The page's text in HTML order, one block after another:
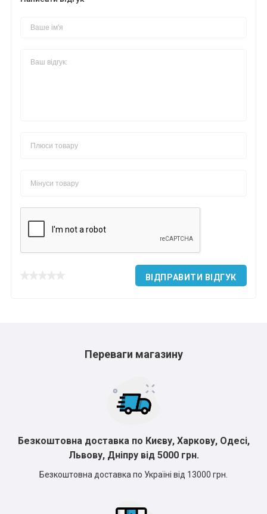
ВІДПРАВИТИ ВІДГУК
Переваги магазину
Безкоштовна доставка по Києву, Харкову, Одесі,
Львову, Дніпру від 5000 грн.
Безкоштовна доставка по Україні від 13000 грн.